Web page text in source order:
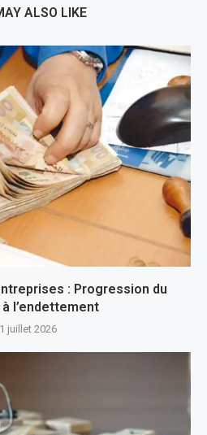
ALSO LIKE
: Progression du
l’endettement
juillet 2026